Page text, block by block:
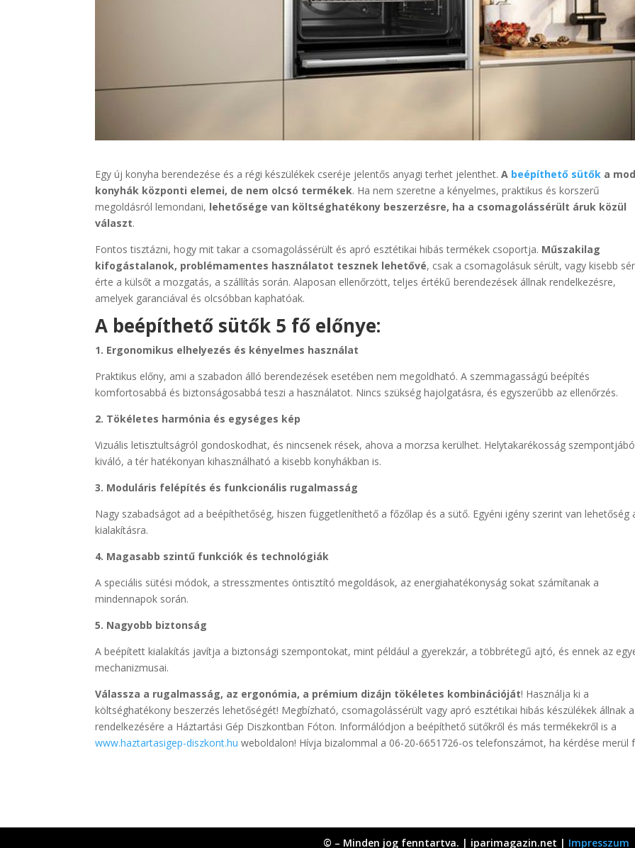
Egy új konyha berendezése és a régi készülékek cseréje jelentős anyagi terhet jelenthet.A beépíthető sütők a
konyhák központi elemei, de nem olcsó termékek. Ha nem szeretne a kényelmes, praktikus és korszerű
megoldásról lemondani, lehetősége van költséghatékony beszerzésre, ha a csomagolássérült áruk közül
választ.
Fontos tisztázni, hogy mit takar a csomagolássérült és apró esztétikai hibás termékek csoportja. Műszakilag
kifogástalanok, problémamentes használatot tesznek lehetővé, csak a csomagolásuk sérült, vagy kisebb
érte a külsőt a mozgatás, a szállítás során. Alaposan ellenőrzött, teljes értékű berendezések állnak rendelkezésre,
amelyek garanciával és olcsóbban kaphatóak.
A beépíthető sütők 5 fő előnye:
1. Ergonomikus elhelyezés és kényelmes használat
Praktikus előny, ami a szabadon álló berendezések esetében nem megoldható. A szemmagasságú beépítés
komfortosabbá és biztonságosabbá teszi a használatot. Nincs szükség hajolgatásra, és egyszerűbb az ellenőrzés.
2. Tökéletes harmónia és egységes kép
Vizuális letisztultságról gondoskodhat, és nincsenek rések, ahova a morzsa kerülhet. Helytakarékosság
kiváló, a tér hatékonyan kihasználható a kisebb konyhákban is.
3. Moduláris felépítés és funkcionális rugalmasság
Nagy szabadságot ad a beépíthetőség, hiszen függetleníthető a főzőlap és a sütő. Egyéni igény szerint van lehetőség
kialakításra.
4. Magasabb szintű funkciók és technológiák
A speciális sütési módok, a stresszmentes öntisztító megoldások, az energiahatékonyság sokat számítanak a
mindennapok során.
5. Nagyobb biztonság
A beépített kialakítás javítja a biztonsági szempontokat, mint például a gyerekzár, a többrétegű ajtó, és ennek az
mechanizmusai.
Válassza a rugalmasság, az ergonómia, a prémium dizájn tökéletes kombinációját! Használja ki a
költséghatékony beszerzés lehetőségét! Megbízható, csomagolássérült vagy apró esztétikai hibás készülékek állnak a
rendelkezésére a Háztartási Gép Diszkontban Fóton. Informálódjon a beépíthető sütőkről és más termékekről is a
www.haztartasigep-diszkont.hu weboldalon! Hívja bizalommal a 06-20-6651726-os telefonszámot, ha kérdése merül
© – Minden jog fenntartva. | iparimagazin.net | Impresszum